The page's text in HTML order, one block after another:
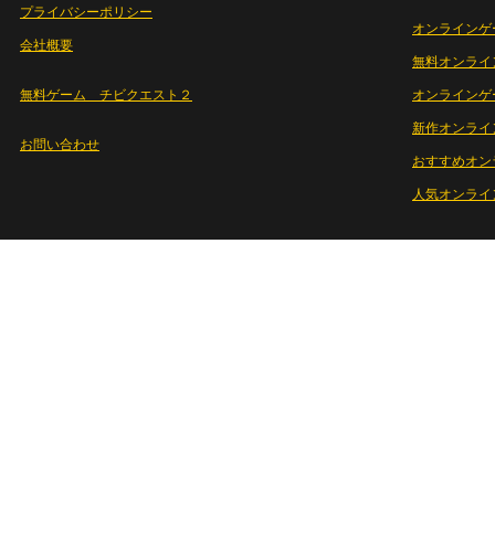
プライバシーポリシー
会社概要
無料ゲーム チビクエスト２
お問い合わせ
オンラインゲ
無料オンライ
オンライン
新作オンライ
おすすめオ
人気オンラ